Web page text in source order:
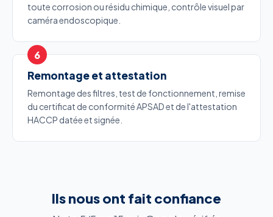
toute corrosion ou résidu chimique, contrôle visuel par
caméra endoscopique.
Remontage et attestation
Remontage des filtres, test de fonctionnement, remise
du certificat de conformité APSAD et de l'attestation
HACCP datée et signée.
Ils nous ont fait confiance